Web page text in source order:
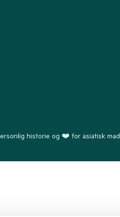
historie og ❤️ for asiatisk mad